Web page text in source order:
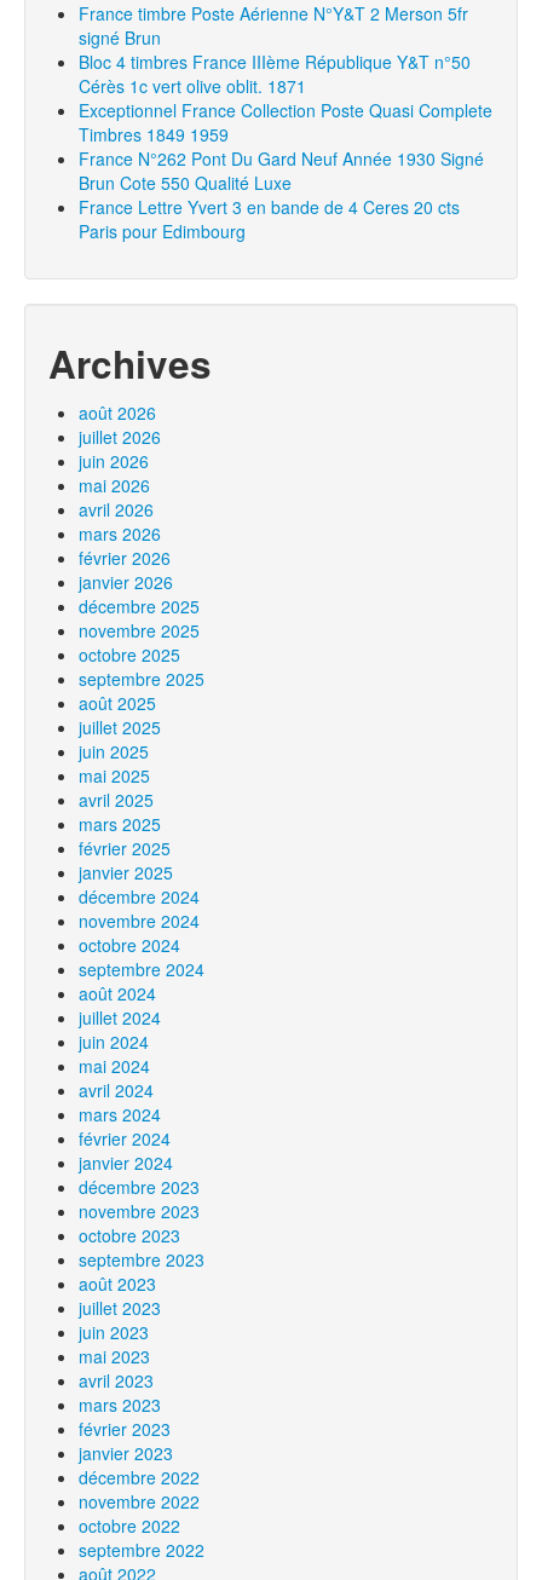
France timbre Poste Aérienne N°Y&T 2 Merson 5fr
signé Brun
Bloc 4 timbres France IIIème République Y&T n°50
Cérès 1c vert olive oblit. 1871
Exceptionnel France Collection Poste Quasi Complete
Timbres 1849 1959
France N°262 Pont Du Gard Neuf Année 1930 Signé
Brun Cote 550 Qualité Luxe
France Lettre Yvert 3 en bande de 4 Ceres 20 cts
Paris pour Edimbourg
Archives
août 2026
juillet 2026
juin 2026
mai 2026
avril 2026
mars 2026
février 2026
janvier 2026
décembre 2025
novembre 2025
octobre 2025
septembre 2025
août 2025
juillet 2025
juin 2025
mai 2025
avril 2025
mars 2025
février 2025
janvier 2025
décembre 2024
novembre 2024
octobre 2024
septembre 2024
août 2024
juillet 2024
juin 2024
mai 2024
avril 2024
mars 2024
février 2024
janvier 2024
décembre 2023
novembre 2023
octobre 2023
septembre 2023
août 2023
juillet 2023
juin 2023
mai 2023
avril 2023
mars 2023
février 2023
janvier 2023
décembre 2022
novembre 2022
octobre 2022
septembre 2022
août 2022